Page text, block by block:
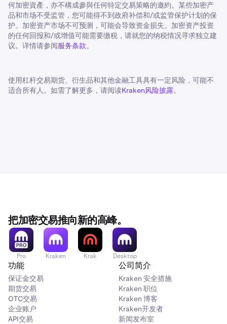
何加密資產，亦不構成參與任何特定交易策略的邀約。某些加密产
品和市场不受监管，您可能得不到政府补偿和/或监管保护计划的保
护。加密资产市场不可预测，可能会导致资金损失。加密资产投资
的任何回报和/或增值可能需要缴税，请就您的纳税情况寻求独立建
议。详情请参阅服务条款。
使用杠杆交易期货、衍生品和其他金融工具具有一定风险，可能不
适合所有人。如需了解更多，请阅读Kraken风险披露。
把加密交易推向新的高峰。
Pro Kraken Krak Desktop
功能
保证金交易
期货交易
OTC交易
企业账户
API交易
公司简介
Kraken 安全措施
Kraken 职位
Kraken 博客
Kraken开发者
新闻发布室